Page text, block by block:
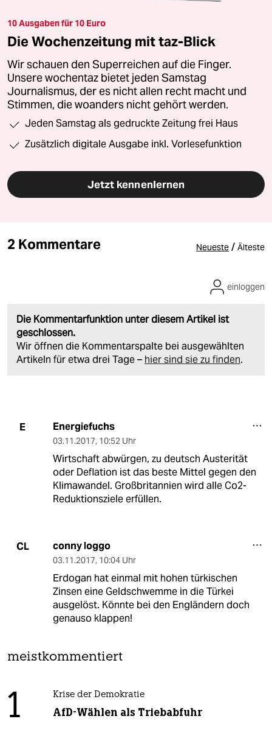
10 Ausgaben für 10 Euro
Die Wochenzeitung mit taz-Blick
Wir schauen den Superreichen auf die Finger.
Unsere wochentaz bietet jeden Samstag
Journalismus, der es nicht allen recht macht und
Stimmen, die woanders nicht gehört werden.
Jeden Samstag als gedruckte Zeitung frei Haus
Zusätzlich digitale Ausgabe inkl. Vorlesefunktion
Jetzt kennenlernen
2 Kommentare Neueste / Älteste
Die Kommentarfunktion unter diesem Artikel ist
geschlossen.
Wir öffnen die Kommentarspalte bei ausgewählten
Artikeln für etwa drei Tage – hier sind sie zu finden.
einloggen
E Energiefuchs
03.11.2017, 10:52 Uhr
Wirtschaft abwürgen, zu deutsch Austerität
oder Deflation ist das beste Mittel gegen den
Klimawandel. Großbritannien wird alle Co2-
Reduktionsziele erfüllen.
CL conny loggo
03.11.2017, 10:04 Uhr
Erdogan hat einmal mit hohen türkischen
Zinsen eine Geldschwemme in die Türkei
ausgelöst. Könnte bei den Engländern doch
genauso klappen!
meistkommentiert
1 Krise der Demokratie
AfD-Wählen als Triebabfuhr